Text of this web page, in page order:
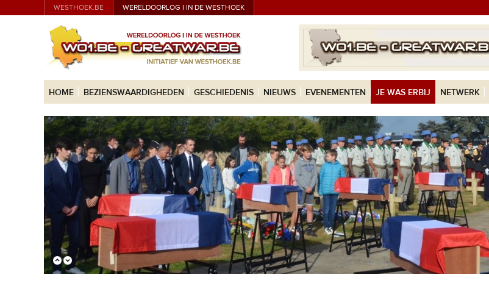
WESTHOEK.BE WERELDOORLOG I IN DE WESTHOEK
HOME BEZIENSWAARDIGHEDEN GESCHIEDENIS NIEUWS EVENEMENTEN JE WAS ERBIJ NETWERK